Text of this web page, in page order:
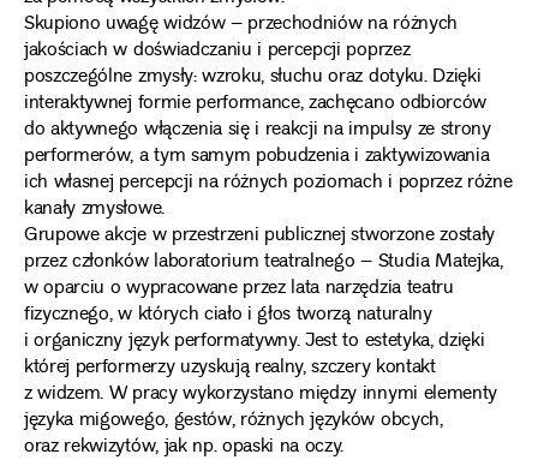
Skupiono uwagę widzów – przechodniów na różnych
jakościach w doświadczaniu i percepcji poprzez
poszczególne zmysły: wzroku, słuchu oraz dotyku. Dzięki
interaktywnej formie performance, zachęcano odbiorców
do aktywnego włączenia się i reakcji na impulsy ze strony
performerów, a tym samym pobudzenia i zaktywizowania
ich własnej percepcji na różnych poziomach i poprzez różne
kanały zmysłowe.
Grupowe akcje w przestrzeni publicznej stworzone zostały
przez członków laboratorium teatralnego – Studia Matejka,
w oparciu o wypracowane przez lata narzędzia teatru
fizycznego, w których ciało i głos tworzą naturalny
i organiczny język performatywny. Jest to estetyka, dzięki
której performerzy uzyskują realny, szczery kontakt
z widzem. W pracy wykorzystano między innymi elementy
języka migowego, gestów, różnych języków obcych,
oraz rekwizytów, jak np. opaski na oczy.